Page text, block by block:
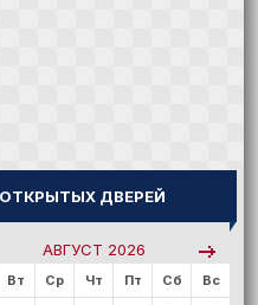
ДВЕРЕЙ
АВГУСТ 2026
Вт Ср Чт Пт Сб Вс